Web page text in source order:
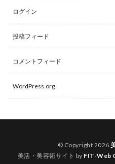
ログイン
投稿フィード
コメントフィード
WordPress.org
© Copyright 2026
美活・美容術サイト by FIT-Web